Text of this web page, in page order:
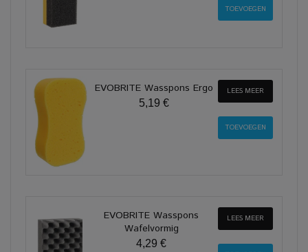
EVOBRITE Wasspons Ergo
5,19 €
LEES MEER
EVOBRITE Wasspons
Wafelvormig
4,29 €
LEES MEER